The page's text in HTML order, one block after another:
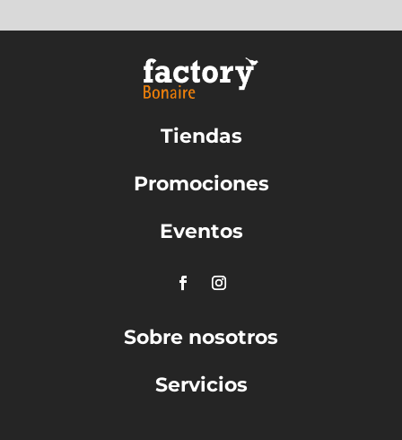
Tiendas
Promociones
Eventos
Sobre nosotros
Servicios